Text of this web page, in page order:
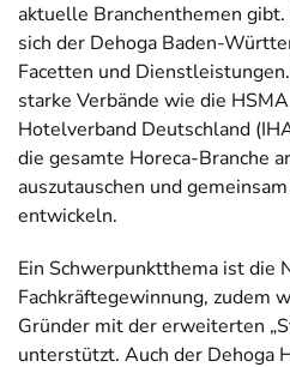
aktuelle Branchenthemen
sich der Dehoga Baden-
Facetten und
starke Verbände wie die
Hotelverband Deutschland
die gesamte Horeca-Branche
auszutauschen und
entwickeln.
Ein Schwerpunktthema ist die
Fachkräftegewinnung, zudem
Gründer mit der erweiterten
unterstützt. Auch der Dehoga